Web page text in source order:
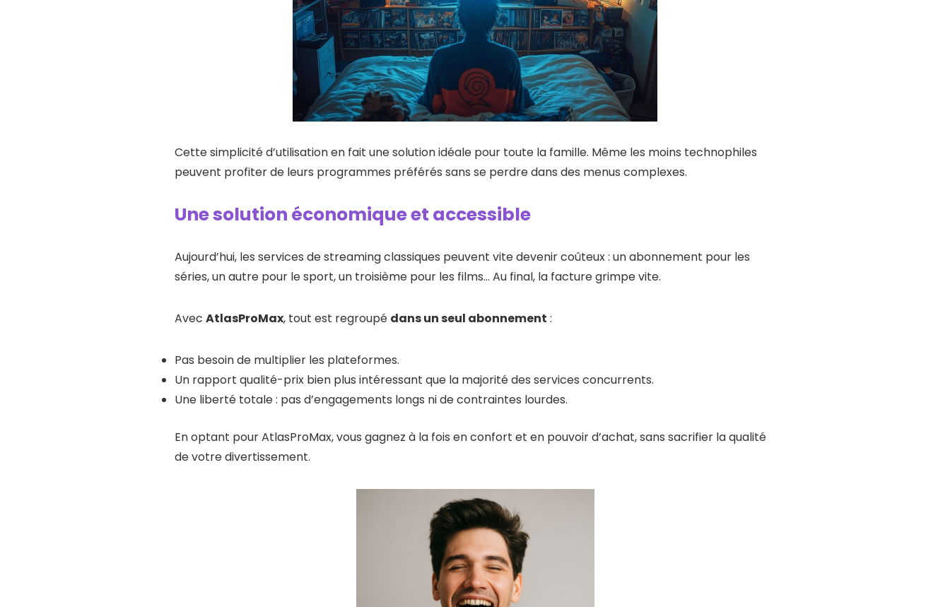
Cette simplicité d’utilisation en fait une solution idéale pour toute la famille. Même les moins technophiles
peuvent profiter de leurs programmes préférés sans se perdre dans des menus complexes.
Une solution économique et accessible
Aujourd’hui, les services de streaming classiques peuvent vite devenir coûteux : un abonnement pour les
séries, un autre pour le sport, un troisième pour les films… Au final, la facture grimpe vite.
Avec AtlasProMax, tout est regroupé dans un seul abonnement :
Pas besoin de multiplier les plateformes.
Un rapport qualité-prix bien plus intéressant que la majorité des services concurrents.
Une liberté totale : pas d’engagements longs ni de contraintes lourdes.
En optant pour AtlasProMax, vous gagnez à la fois en confort et en pouvoir d’achat, sans sacrifier la qualité
de votre divertissement.